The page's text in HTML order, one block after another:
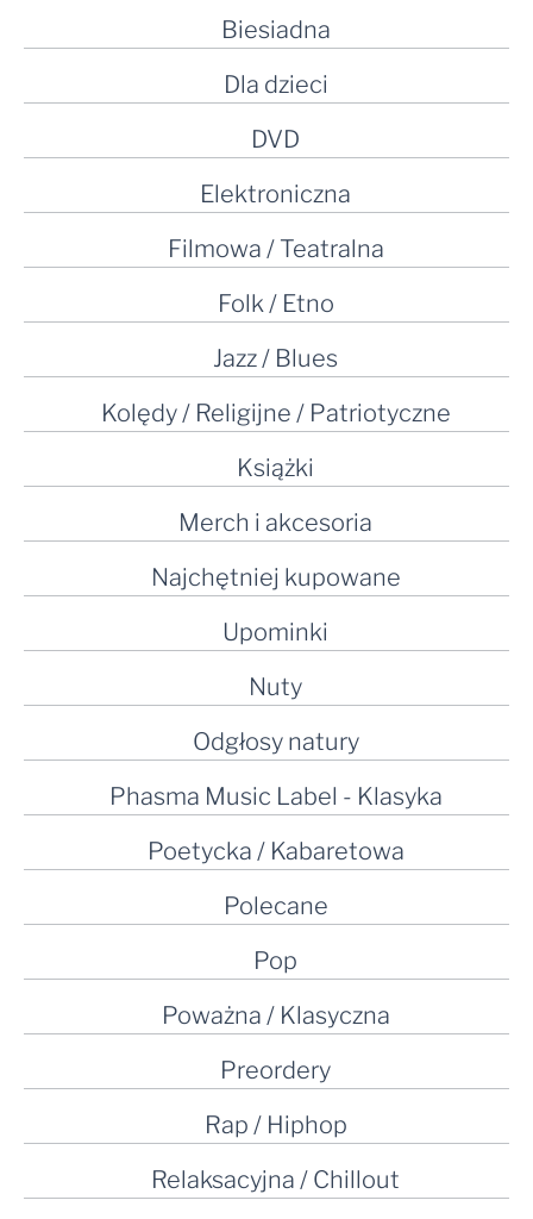
Biesiadna
Dla dzieci
DVD
Elektroniczna
Filmowa / Teatralna
Folk / Etno
Jazz / Blues
Kolędy / Religijne / Patriotyczne
Książki
Merch i akcesoria
Najchętniej kupowane
Upominki
Nuty
Odgłosy natury
Phasma Music Label - Klasyka
Poetycka / Kabaretowa
Polecane
Pop
Poważna / Klasyczna
Preordery
Rap / Hiphop
Relaksacyjna / Chillout